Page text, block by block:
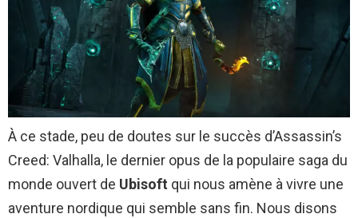
À ce stade, peu de doutes sur le succès d’Assassin’s
Creed: Valhalla, le dernier opus de la populaire saga du
monde ouvert de Ubisoft qui nous amène à vivre une
aventure nordique qui semble sans fin. Nous disons